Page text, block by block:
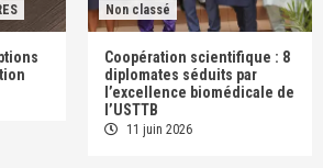
Non classé
Coopération scientifique : 8
diplomates séduits par
l’excellence biomédicale de
l’USTTB
11 juin 2026